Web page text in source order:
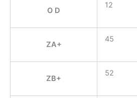
O D
12
ZA+
45
ZB+
52